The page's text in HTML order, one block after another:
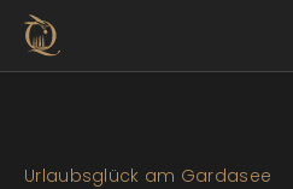
Urlaubsglück am Gardasee